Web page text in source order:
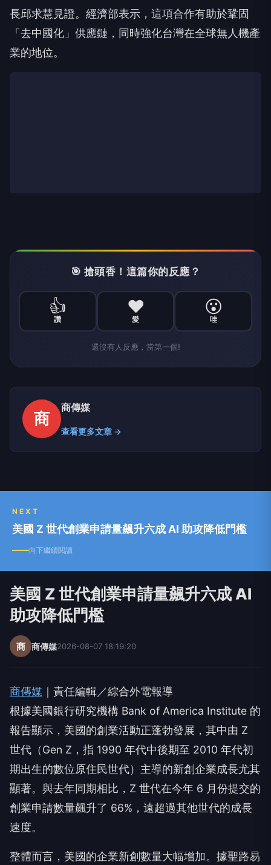
長邱求慧見證。經濟部表示，這項合作有助於鞏固
「去中國化」供應鏈，同時強化台灣在全球無人機產
業的地位。
🎯 搶頭香！這篇你的反應？
👍
讚
❤️
愛
😮
哇
還沒有人反應，當第一個!
商
商傳媒
查看更多文章 →
NEXT
美國 Z 世代創業申請量飆升六成 AI 助攻降低門檻
向下繼續閱讀
美國 Z 世代創業申請量飆升六成 AI
助攻降低門檻
商 商傳媒2026-08-07 18:19:20
商傳媒 ｜責任編輯／綜合外電報導
根據美國銀行研究機構 Bank of America Institute 的
報告顯示，美國的創業活動正蓬勃發展，其中由 Z
世代（Gen Z，指 1990 年代中後期至 2010 年代初
期出生的數位原住民世代）主導的新創企業成長尤其
顯著。與去年同期相比，Z 世代在今年 6 月份提交的
創業申請數量飆升了 66%，遠超過其他世代的成長
速度。
整體而言，美國的企業新創數量大幅增加。據聖路易